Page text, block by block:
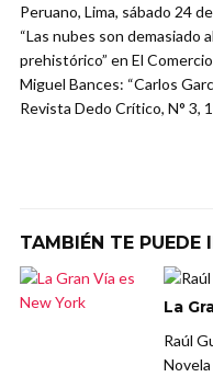
Peruano, Lima, sábado 24
“Las nubes son demasiado
prehistórico” en El
Miguel Bances: “Carlos
Revista Dedo Crítico, N° 3,
TAMBIÉN TE PUEDE
La
Raúl
Novela